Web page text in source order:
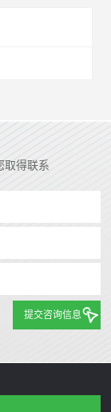
取得联系
提交咨询信息